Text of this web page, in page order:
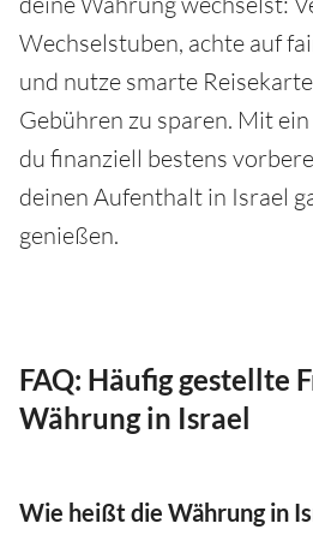
Wechselstuben, achte auf
und nutze smarte
Gebühren zu sparen. Mit
du finanziell bestens
deinen Aufenthalt in Israel
genießen.
FAQ: Häufig gestellte
Währung in Israel
Wie heißt die Währung in